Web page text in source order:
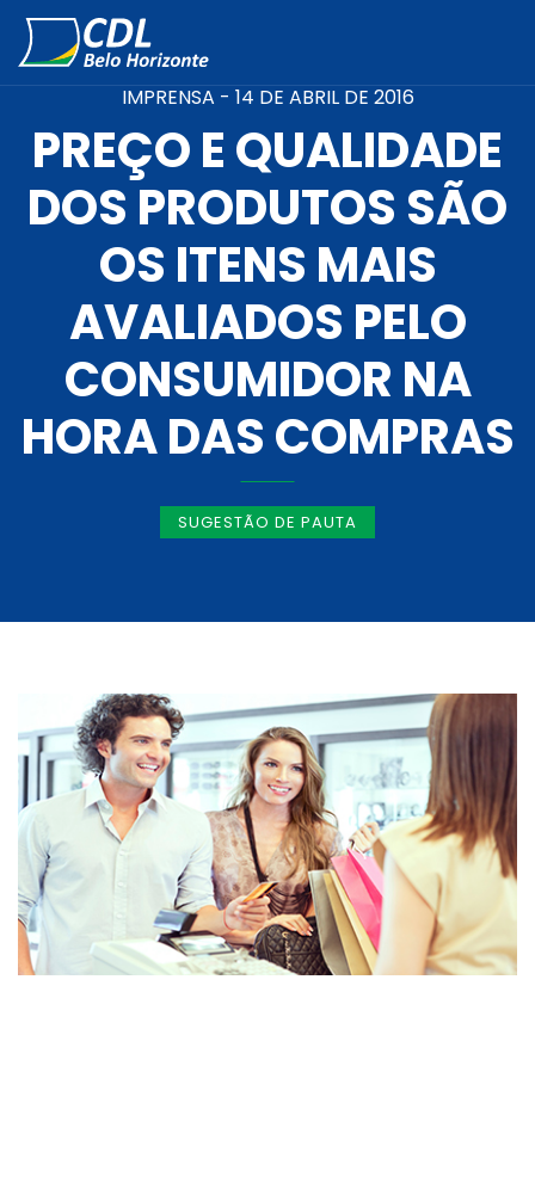
IMPRENSA - 14 DE ABRIL DE 2016
PREÇO E QUALIDADE
DOS PRODUTOS SÃO
OS ITENS MAIS
AVALIADOS PELO
CONSUMIDOR NA
HORA DAS COMPRAS
SUGESTÃO DE PAUTA